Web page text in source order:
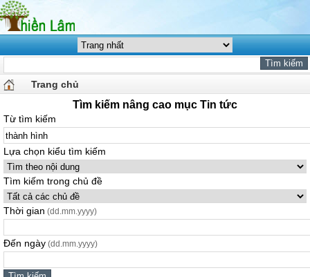
Trang chủ
Tìm kiếm nâng cao mục Tin tức
Từ tìm kiếm
Lựa chọn kiểu tìm kiếm
Tìm kiếm trong chủ đề
Thời gian (dd.mm.yyyy)
Đến ngày (dd.mm.yyyy)